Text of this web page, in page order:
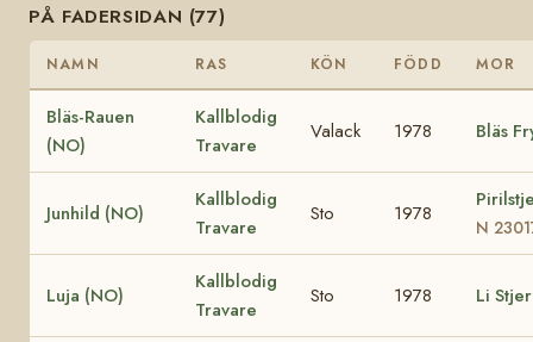
PÅ FADERSIDAN (77)
NAMN RAS KÖN FÖDD MOR
Bläs-Rauen
(NO)
Kallblodig
Travare
Valack 1978 Bläs
Junhild (NO)
Kallblodig
Travare
Sto 1978
N
Luja (NO)
Kallblodig
Travare
Sto 1978 Li